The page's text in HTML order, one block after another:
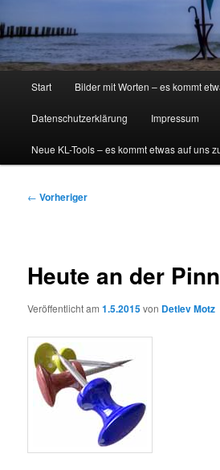
Start Bilder mit Worten – es kommt
Datenschutzerklärung Impressum
Neue KL-Tools – es kommt etwas auf uns
Beitragsnavigation
← Vorheriger
Heute an der
Veröffentlicht am1.5.2015von Detlev Motz